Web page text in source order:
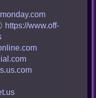
https://www.off-